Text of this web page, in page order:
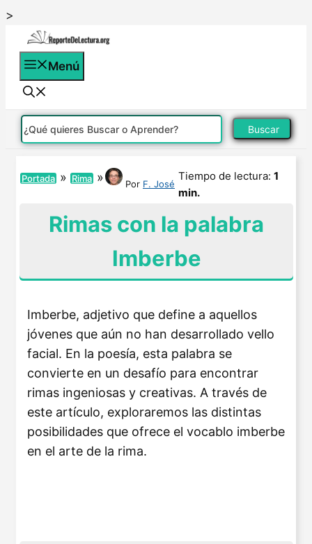
>
contenido
Menú
Buscar
Portada » Rima » Por F. José
Tiempo de lectura: 1
min.
Rimas con la palabra
Imberbe
Imberbe, adjetivo que define a aquellos
jóvenes que aún no han desarrollado vello
facial. En la poesía, esta palabra se
convierte en un desafío para encontrar
rimas ingeniosas y creativas. A través de
este artículo, exploraremos las distintas
posibilidades que ofrece el vocablo imberbe
en el arte de la rima.